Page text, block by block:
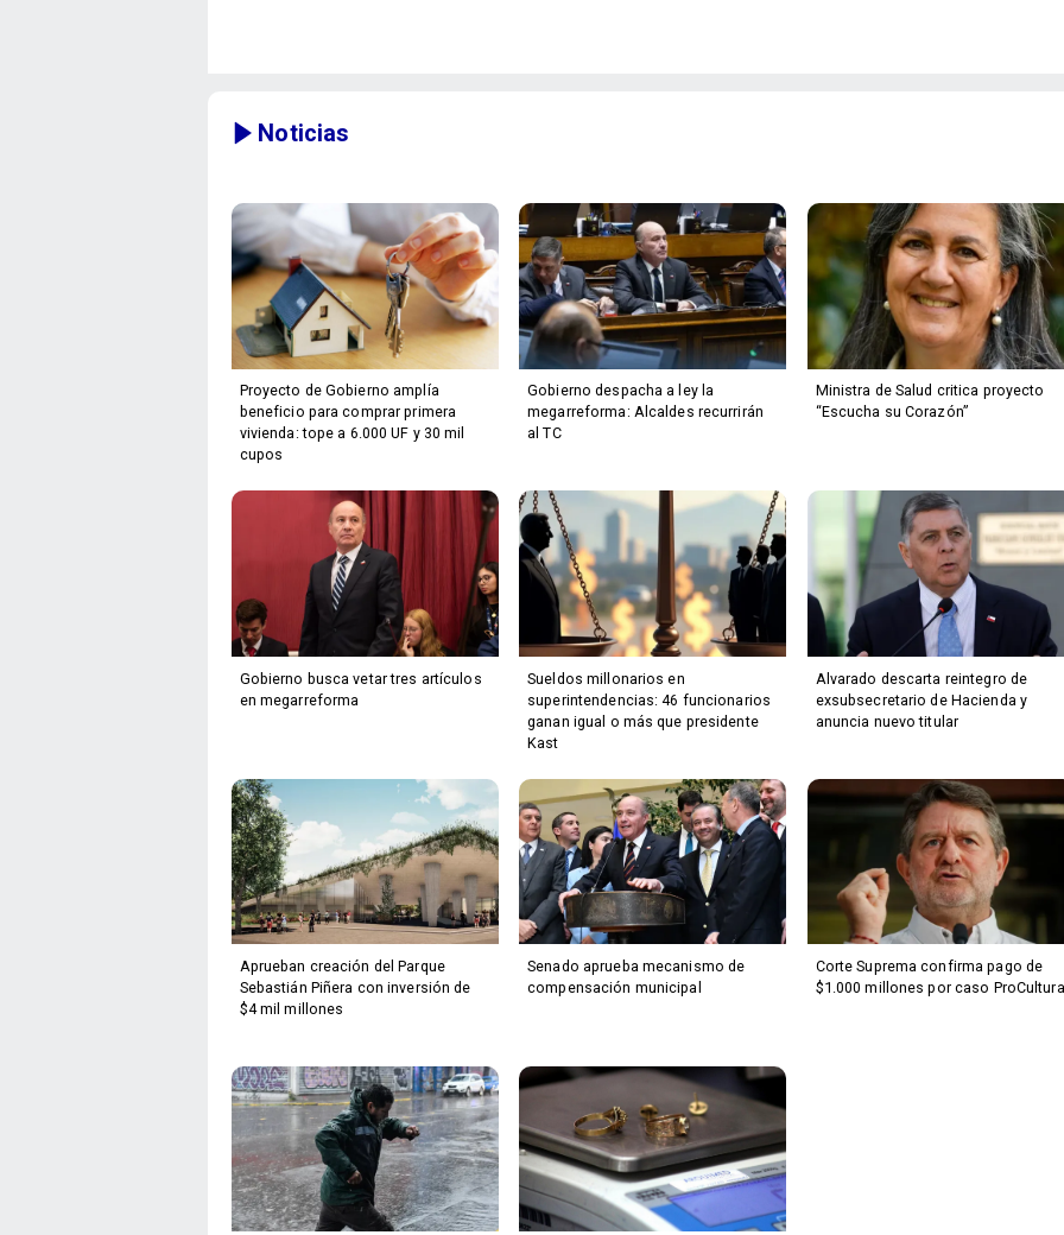
Noticias
Proyecto de Gobierno amplía
beneficio para comprar primera
vivienda: tope a 6.000 UF y 30 mil
cupos
Gobierno despacha a ley la
megarreforma: Alcaldes recurrirán
al TC
Ministra de Salud critica proyecto
“Escucha su Corazón”
Gobierno busca vetar tres artículos
en megarreforma
Sueldos millonarios en
superintendencias: 46 funcionarios
ganan igual o más que presidente
Kast
Alvarado descarta reintegro de
exsubsecretario de Hacienda y
anuncia nuevo titular
Aprueban creación del Parque
Sebastián Piñera con inversión de
$4 mil millones
Senado aprueba mecanismo de
compensación municipal
Corte Suprema confirma pago de
$1.000 millones por caso ProCultura